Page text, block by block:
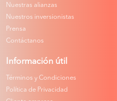
Nuestras alianzas
Nuestros inversionistas
Prensa
Contáctanos
Información útil
Términos y Condiciones
Política de Privacidad